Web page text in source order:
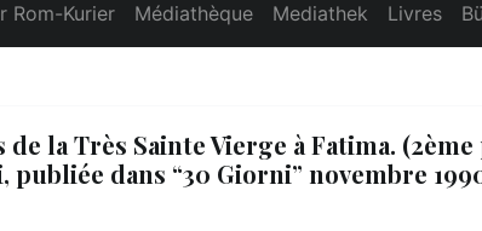
Rom-Kurier Médiathèque Mediathek Livres
la Très Sainte Vierge à Fatima.
dans “30 Giorni” novembre